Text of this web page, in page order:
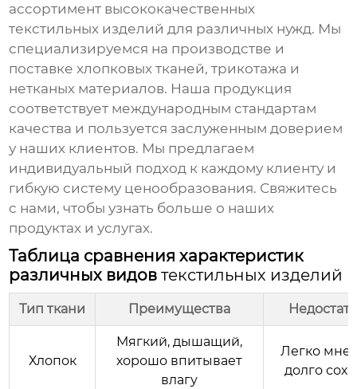
ассортимент высококачественных
текстильных изделий для различных нужд. Мы
специализируемся на производстве и
поставке хлопковых тканей, трикотажа и
нетканых материалов. Наша продукция
соответствует международным стандартам
качества и пользуется заслуженным доверием
у наших клиентов. Мы предлагаем
индивидуальный подход к каждому клиенту и
гибкую систему ценообразования. Свяжитесь
с нами, чтобы узнать больше о наших
продуктах и услугах.
Таблица сравнения характеристик
различных видовтекстильных изделий
Тип ткани Преимущества
Хлопок
Мягкий, дышащий,
хорошо впитывает
влагу
Легко
долго